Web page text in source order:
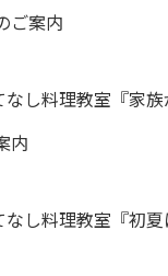
ご案内
なし料理教室『家
内
なし料理教室『初